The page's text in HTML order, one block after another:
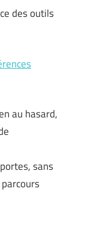
des outils
au hasard,
sans